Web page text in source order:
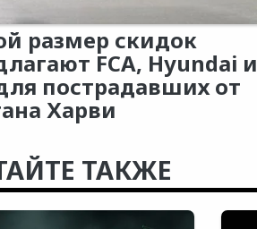
размер скидок
FCA, Hyundai и
пострадавших от
Харви
ТАКЖЕ